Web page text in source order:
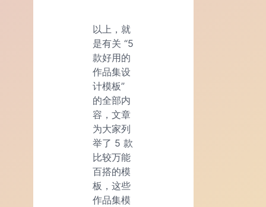
以上，就
是有关 “5
款好用的
作品集设
计模板”
的全部内
容，文章
为大家列
举了 5 款
比较万能
百搭的模
板，这些
作品集模